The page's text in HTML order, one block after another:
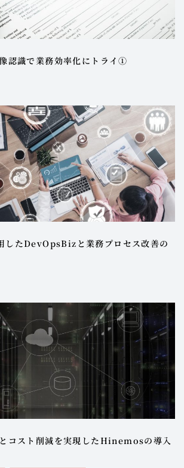
認識で業務効率化にトライ①
たDevOpsBizと業務プロセス改善の
コスト削減を実現したHinemosの導入